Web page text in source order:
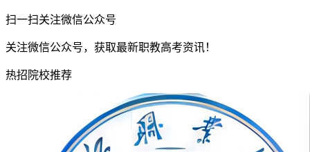
扫一扫关注微信公众号
关注微信公众号，获取最新职教高考资讯！
热招院校推荐